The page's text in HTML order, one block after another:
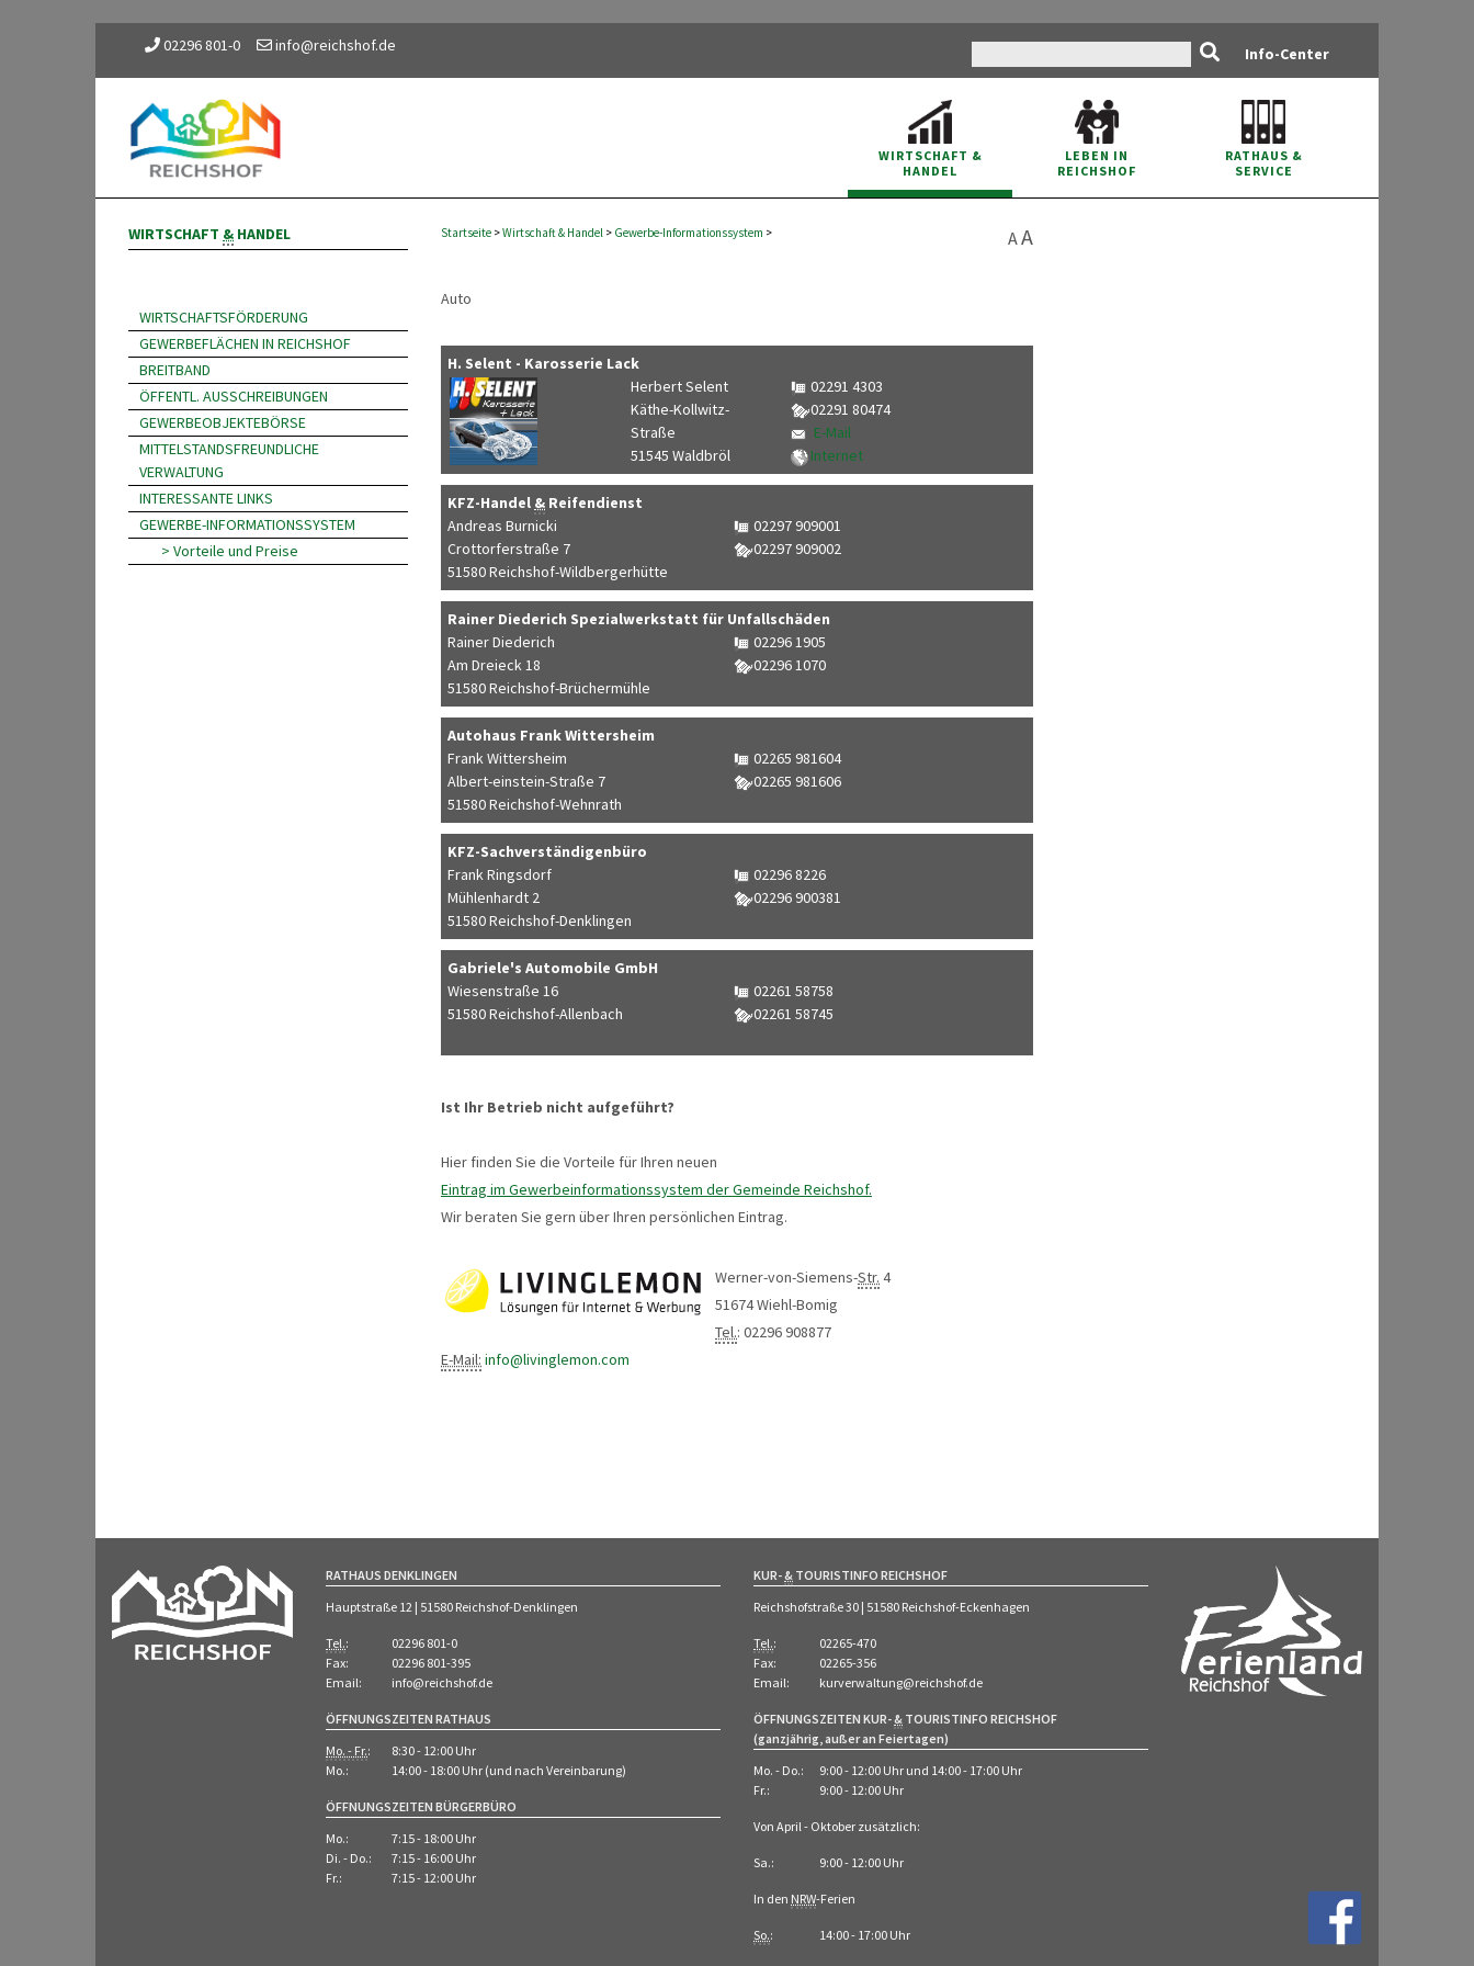
02296 801-0 info@reichshof.de Info-Center
WIRTSCHAFT &
HANDEL
LEBEN IN
REICHSHOF
RATHAUS &
SERVICE
WIRTSCHAFT & HANDEL
WIRTSCHAFTSFÖRDERUNG
GEWERBEFLÄCHEN IN REICHSHOF
BREITBAND
ÖFFENTL. AUSSCHREIBUNGEN
GEWERBEOBJEKTEBÖRSE
MITTELSTANDSFREUNDLICHE
VERWALTUNG
INTERESSANTE LINKS
GEWERBE-INFORMATIONSSYSTEM
> Vorteile und Preise
AA
Startseite >Wirtschaft& Handel > Gewerbe-Informationssystem >
Auto
H. Selent - Karosserie Lack
Herbert Selent
Käthe-Kollwitz-
Straße
51545 Waldbröl
02291 4303
02291 80474
E-Mail
Internet
KFZ-Handel & Reifendienst
Andreas Burnicki
Crottorferstraße 7
51580 Reichshof-Wildbergerhütte
02297 909001
02297 909002
Rainer Diederich Spezialwerkstatt für Unfallschäden
Rainer Diederich
Am Dreieck 18
51580 Reichshof-Brüchermühle
02296 1905
02296 1070
Autohaus Frank Wittersheim
Frank Wittersheim
Albert-einstein-Straße 7
51580 Reichshof-Wehnrath
02265 981604
02265 981606
KFZ-Sachverständigenbüro
Frank Ringsdorf
Mühlenhardt 2
51580 Reichshof-Denklingen
02296 8226
02296 900381
Gabriele's Automobile GmbH
Wiesenstraße 16
51580 Reichshof-Allenbach
02261 58758
02261 58745
Ist Ihr Betrieb nicht aufgeführt?
Hier finden Sie die Vorteile für Ihren neuen
Eintrag im Gewerbeinformationssystem der Gemeinde Reichshof.
Wir beraten Sie gern über Ihren persönlichen Eintrag.
Werner-von-Siemens-Str. 4
51674 Wiehl-Bomig
Tel.: 02296 908877
E-Mail: info@livinglemon.com
RATHAUS DENKLINGEN
Hauptstraße 12 | 51580 Reichshof-Denklingen
Tel.:
02296 801-0
Fax:
02296 801-395
Email:
info@reichshof.de
ÖFFNUNGSZEITEN RATHAUS
Mo. - Fr.:
8:30 - 12:00 Uhr
Mo.:
14:00 - 18:00 Uhr (und nach Vereinbarung)
ÖFFNUNGSZEITEN BÜRGERBÜRO
Mo.:
7:15 - 18:00 Uhr
Di. - Do.:
7:15 - 16:00 Uhr
Fr.:
7:15 - 12:00 Uhr
KUR-& TOURISTINFO REICHSHOF
Reichshofstraße 30 | 51580 Reichshof-Eckenhagen
Tel.:
02265-470
Fax:
02265-356
Email:
kurverwaltung@reichshof.de
ÖFFNUNGSZEITEN KUR-& TOURISTINFO REICHSHOF
(ganzjährig, außer an Feiertagen)
Mo. - Do.:
9:00 - 12:00 Uhr und 14:00 - 17:00 Uhr
Fr.:
9:00 - 12:00 Uhr
Von April - Oktober zusätzlich:
Sa.: 9:00 - 12:00 Uhr
In den NRW-Ferien
So.: 14:00 - 17:00 Uhr